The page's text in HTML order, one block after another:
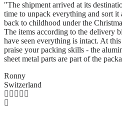
"The shipment arrived at its
time to unpack everything and sort
back to childhood under the
The items according to the delivery
have seen everything is intact. At
praise your packing skills - the
sheet metal parts are part of the
Ronny
Switzerland